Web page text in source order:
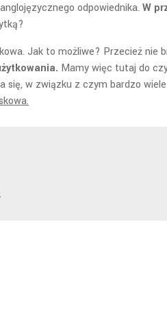
odpowiednika. W
Jak to możliwe? Przecież nie
Mamy więc tutaj do
w związku z czym bardzo